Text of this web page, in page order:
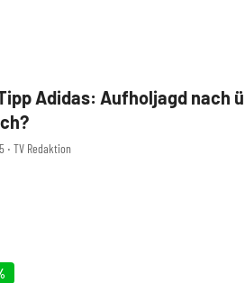
‧ TV Redaktion
Adidas: Aufholjagd nach